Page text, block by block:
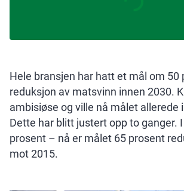
Hele bransjen har hatt et mål om 50
reduksjon av matsvinn innen 2030.
ambisiøse og ville nå målet allerede
Dette har blitt justert opp to ganger.
prosent – nå er målet 65 prosent
mot 2015.